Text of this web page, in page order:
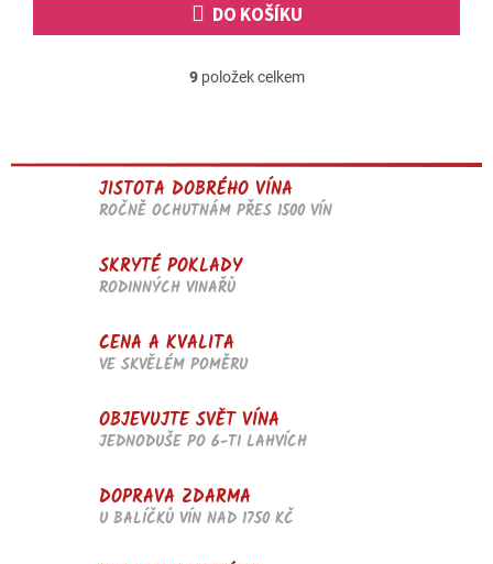
DO KOŠÍKU
O
d
a
c
v
i
s
9položek celkem
JISTOTA DOBRÉHO VÍNA
ROČNĚ OCHUTNÁM PŘES 1500 VÍN
SKRYTÉ POKLADY
RODINNÝCH VINAŘŮ
CENA A KVALITA
VE SKVĚLÉM POMĚRU
OBJEVUJTE SVĚT VÍNA
JEDNODUŠE PO 6-TI LAHVÍCH
DOPRAVA ZDARMA
U BALÍČKŮ VÍN NAD 1750 KČ